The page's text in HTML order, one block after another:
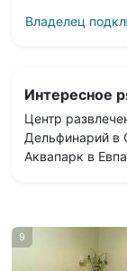
Владелец
Интересное
Центр
Дельфинарий в
Аквапарк в
9